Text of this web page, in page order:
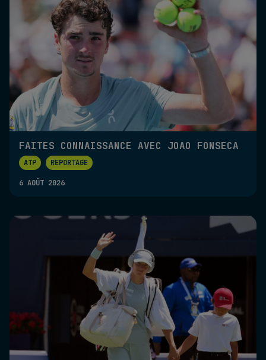
FAITES CONNAISSANCE AVEC JOAO FONSECA
ATP REPORTAGE
6 AOÛT 2026